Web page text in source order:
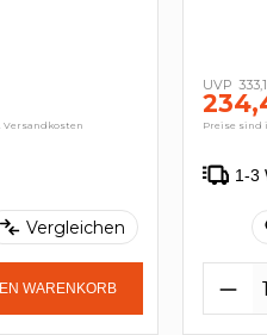
Versandkosten
Vergleichen
WARENKORB
Preise sind
1-3